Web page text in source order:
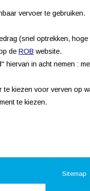
vervoer te gebruiken.
(snel optrekken, hoge
deROB website.
hiervan in acht nemen :
te kiezen voor verven op
te kiezen.
Sitemap